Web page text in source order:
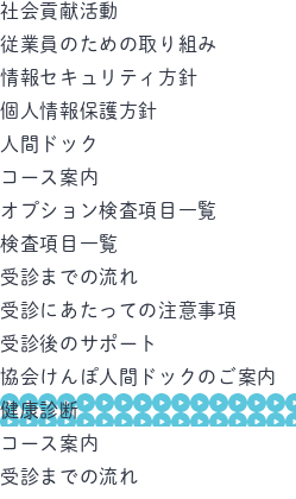
社会貢献活動
従業員のための取り組み
情報セキュリティ方針
個人情報保護方針
人間ドック
コース案内
オプション検査項目一覧
検査項目一覧
受診までの流れ
受診にあたっての注意事項
受診後のサポート
協会けんぽ人間ドックのご案内
健康診断
コース案内
受診までの流れ